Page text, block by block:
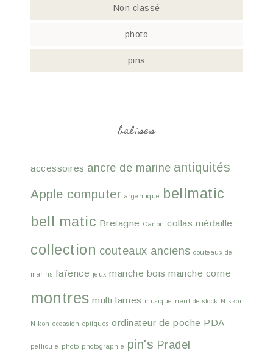
Non classé
photo
pins
balises
accessoires ancre de marine antiquités
Apple computer argentique
bellmatic
bell matic Bretagne Canon collas médaille
collection couteaux anciens couteaux de
marins faïence jeux manche bois manche corne
montres multi lames musique neuf de stock Nikkor
Nikon occasion optiques ordinateur de poche PDA
pellicule photo photographie pin's Pradel